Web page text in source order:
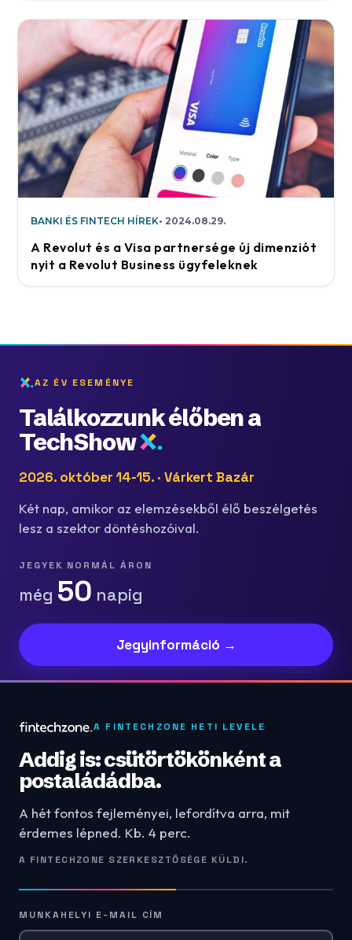
BANKI ÉS FINTECH HÍREK 2024.08.29.
A Revolut és a Visa partnersége új dimenziót
nyit a Revolut Business ügyfeleknek
AZ ÉV ESEMÉNYE
Találkozzunk élőben a
TechShow
2026. október 14-15. · Várkert Bazár
Két nap, amikor az elemzésekből élő beszélgetés
lesz a szektor döntéshozóival.
JEGYEK NORMÁL ÁRON
még 50 napig
Jegyinformáció →
A FINTECHZONE HETI LEVELE
Addig is: csütörtökönként a
postaládádba.
A hét fontos fejleményei, lefordítva arra, mit
érdemes lépned. Kb. 4 perc.
A FINTECHZONE SZERKESZTŐSÉGE KÜLDI.
MUNKAHELYI E-MAIL CÍM